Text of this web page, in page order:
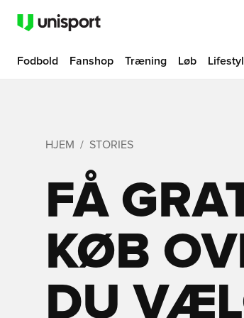
Fodbold Fanshop Træning Løb
HJEM STORIES
FÅ
KØB
DU